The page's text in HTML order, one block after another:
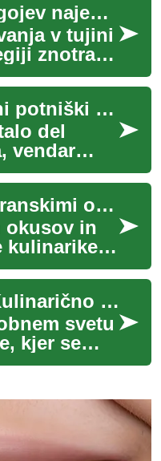
Razumevanje pogojev najema po svetu
v tujini
znotraj
in
Inovativni mobilni potniški terminali: Prihodnost potovanj
del
vendar
ne sledijo
Potovanje s prehranskimi omejitvami: Odkrivanje kulinaričnih avantur
okusov in
kulinarike je
če imate
Okusi Balkana: Kulinarično potovanje po Sloveniji
svetu
kjer se